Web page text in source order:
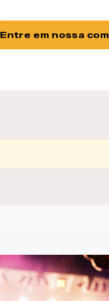
Entre em nossa